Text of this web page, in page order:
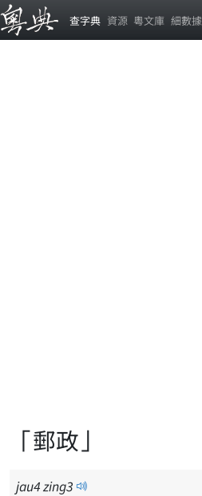
查字典 資源 粵文庫 細數據
「郵政」
jau4zing3